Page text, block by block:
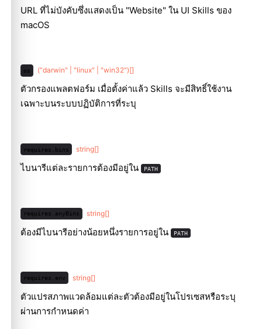
URL ที่ไม่บังคับซึ่งแสดงเป็น "Website" ใน UI Skills ของ
macOS
os ("darwin" | "linux" | "win32")[]
ตัวกรองแพลตฟอร์ม เมื่อตั้งค่าแล้ว Skills จะมีสิทธิ์ใช้งาน
เฉพาะบนระบบปฏิบัติการที่ระบุ
requires.bins string[]
ไบนารีแต่ละรายการต้องมีอยู่ใน PATH
requires.anyBins string[]
ต้องมีไบนารีอย่างน้อยหนึ่งรายการอยู่ใน PATH
requires.env string[]
ตัวแปรสภาพแวดล้อมแต่ละตัวต้องมีอยู่ในโปรเซสหรือระบุ
ผ่านการกำหนดค่า